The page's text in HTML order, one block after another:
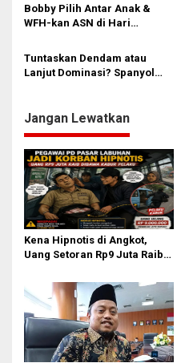
Bobby Pilih Antar Anak &
WFH-kan ASN di Hari
Berhati yang Guncang
Birokrasi!
Tuntaskan Dendam atau
Lanjut Dominasi? Spanyol
Jangan Lewatkan
Kena Hipnotis di Angkot,
Uang Setoran Rp9 Juta Raib
Petugas PUD Medan
Memprihatinkan